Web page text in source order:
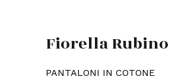
Fiorella Rubino
PANTALONI IN COTONE